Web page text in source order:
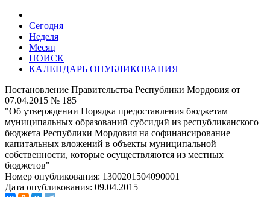
Сегодня
Неделя
Месяц
ПОИСК
КАЛЕНДАРЬ ОПУБЛИКОВАНИЯ
Постановление Правительства Республики Мордовия от
07.04.2015 № 185
"Об утверждении Порядка предоставления бюджетам
муниципальных образований субсидий из республиканского
бюджета Республики Мордовия на софинансирование
капитальных вложений в объекты муниципальной
собственности, которые осуществляются из местных
бюджетов"
Номер опубликования: 1300201504090001
Дата опубликования: 09.04.2015